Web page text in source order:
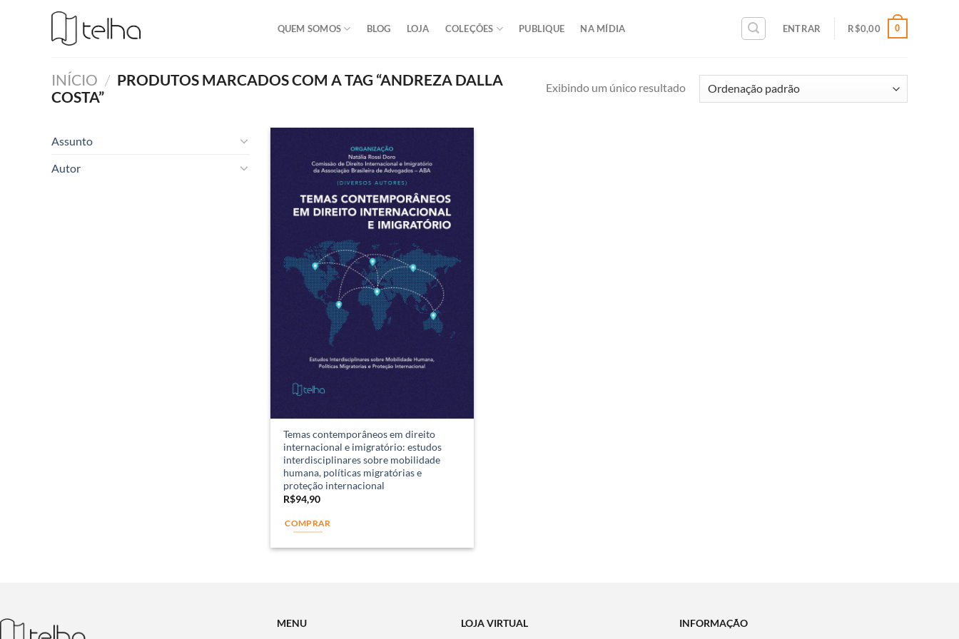
QUEM SOMOS BLOG LOJA COLEÇÕES PUBLIQUE NA MÍDIA ENTRAR R$0,00 0
INÍCIO / PRODUTOS MARCADOS COM A TAG “ANDREZA DALLA
COSTA”
Exibindo um único resultado
Assunto
Autor
Temas contemporâneos em direito
internacional e imigratório: estudos
interdisciplinares sobre mobilidade
humana, políticas migratórias e
proteção internacional
R$94,90
COMPRAR
MENU LOJA VIRTUAL INFORMAÇÃO